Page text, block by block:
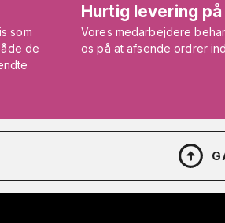
som
de
Hurtig levering på
Vores medarbejdere
os på at afsende ordrer